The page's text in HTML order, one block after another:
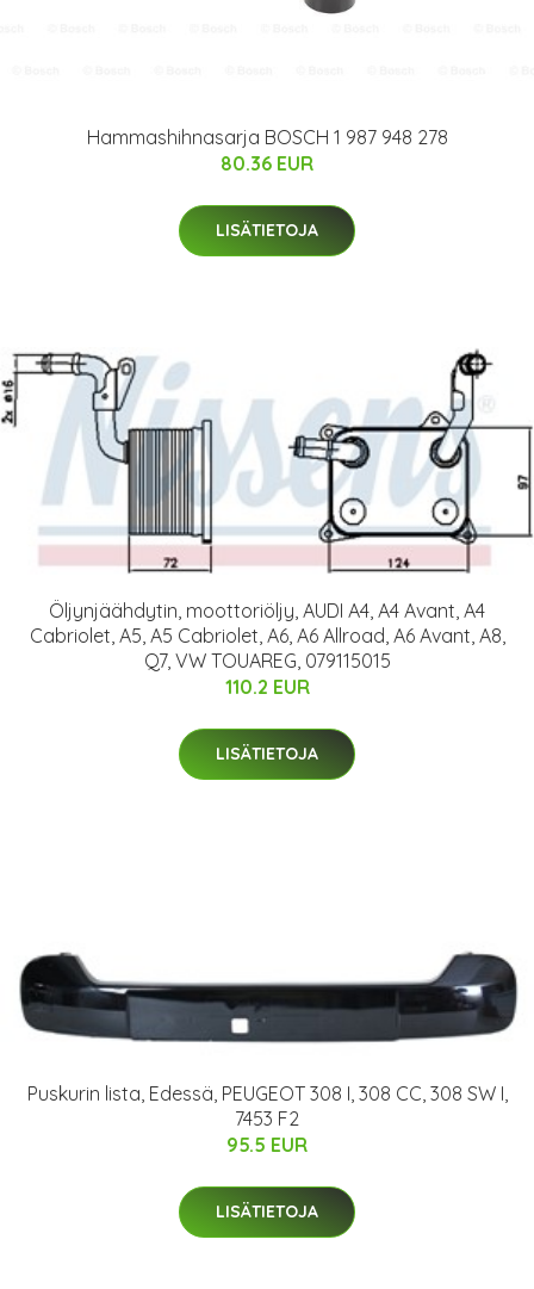
Hammashihnasarja BOSCH 1 987 948 278
80.36 EUR
LISÄTIETOJA
Öljynjäähdytin, moottoriöljy, AUDI A4, A4 Avant, A4
Cabriolet, A5, A5 Cabriolet, A6, A6 Allroad, A6 Avant, A8,
Q7, VW TOUAREG, 079115015
110.2 EUR
LISÄTIETOJA
Puskurin lista, Edessä, PEUGEOT 308 I, 308 CC, 308 SW I,
7453 F2
95.5 EUR
LISÄTIETOJA